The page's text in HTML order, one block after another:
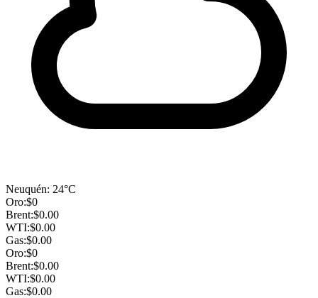
Neuquén: 24°C
Oro:$0
Brent:$0.00
WTI:$0.00
Gas:$0.00
Oro:$0
Brent:$0.00
WTI:$0.00
Gas:$0.00